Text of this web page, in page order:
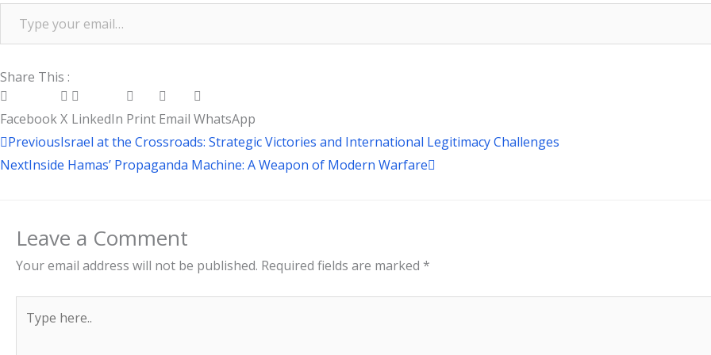
Share This :
FacebookX LinkedIn Print Email WhatsApp
Prev
PreviousIsrael at the Crossroads: Strategic Victories and International Legitimacy Challenges
NextInside Hamas’ Propaganda Machine: A Weapon of Modern Warfare
Next
Leave a Comment
Your email address will not be published. Required fields are marked *
here..